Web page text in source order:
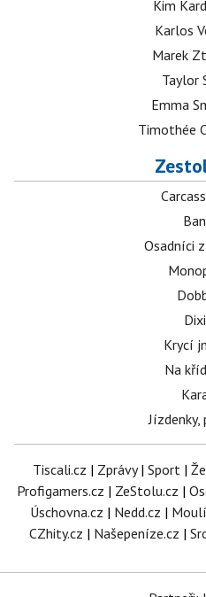
Kim
Karlos
Marek
Taylor
Emma
Timothée
Osadníci
Krycí
Na
Jízdenky,
Tiscali.cz | Zprávy| Sport |
Profigamers.cz | ZeStolu.cz |
Úschovna.cz | Nedd.cz |
CZhity.cz | Našepeníze.cz |